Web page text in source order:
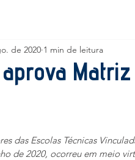
de 2020 1 min de leitura
das Escolas Técnicas
de 2020, ocorreu em meio